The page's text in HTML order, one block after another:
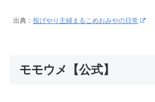
出典： 投げやり主婦まるこめおみやの日常
モモウメ【公式】